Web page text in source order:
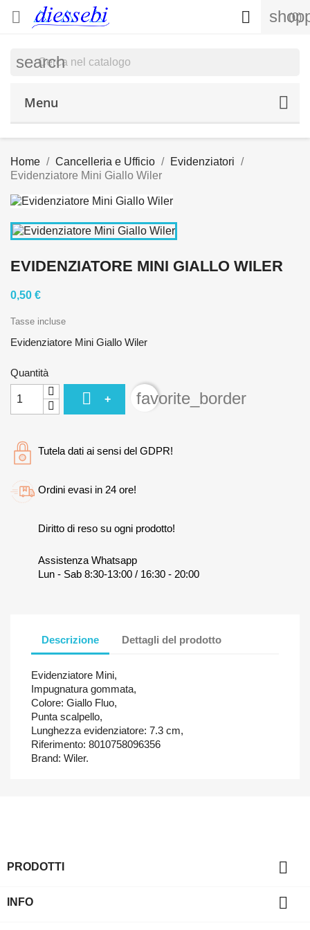
 (0)

search
Menu
Home Cancelleria e Ufficio
Evidenziatori
Evidenziatore Mini Giallo Wiler
EVIDENZIATORE MINI GIALLO WILER
0,50 €
Tasse incluse
Evidenziatore Mini Giallo Wiler
Quantità
 + favorite_border
Tutela dati ai sensi del GDPR!
Ordini evasi in 24 ore!
Diritto di reso su ogni prodotto!
Assistenza Whatsapp
Lun - Sab 8:30-13:00 / 16:30 - 20:00
Descrizione Dettagli del prodotto
Evidenziatore Mini,
Impugnatura gommata,
Colore: Giallo Fluo,
Punta scalpello,
Lunghezza evidenziatore: 7.3 cm,
Riferimento: 8010758096356
Brand: Wiler.
PRODOTTI 
INFO
